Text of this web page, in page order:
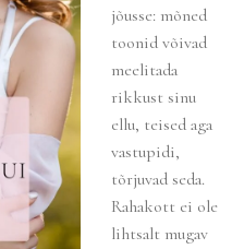
jõusse: mõned
toonid võivad
meelitada
rikkust sinu
ellu, teised aga
vastupidi,
tõrjuvad seda.
Rahakott ei ole
lihtsalt mugav